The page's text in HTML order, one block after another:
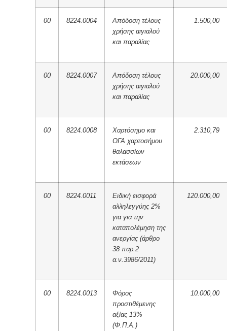
00 8224.0004
Απόδοση τέλους
χρήσης αιγιαλού
και παραλίας
1.500,00
00 8224.0007
Απόδοση τέλους
χρήσης αιγιαλού
και παραλίας
20.000,00
00 8224.0008
Χαρτόσημο και
ΟΓΑ χαρτοσήμου
θαλασσίων
εκτάσεων
2.310,79
00 8224.0011
Ειδική εισφορά
αλληλεγγύης 2%
για για την
καταπολέμηση της
ανεργίας (άρθρο
38 παρ.2
α.ν.3986/2011)
120.000,00
00 8224.0013
Φόρος
προστιθέμενης
αξίας 13%
(Φ.Π.Α.)
10.000,00